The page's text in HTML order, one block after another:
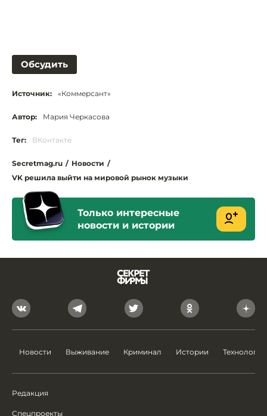
Обсудить
Источник: «Коммерсант»
Автор: Мария Черкасова
Тег: ВКонтакте
Secretmag.ru / Новости /
VK решила выйти на мировой рынок музыки
Только интересные
новости и истории
Новости Выживание Криминал Истории Технологии
Редакция
Спецпроекты